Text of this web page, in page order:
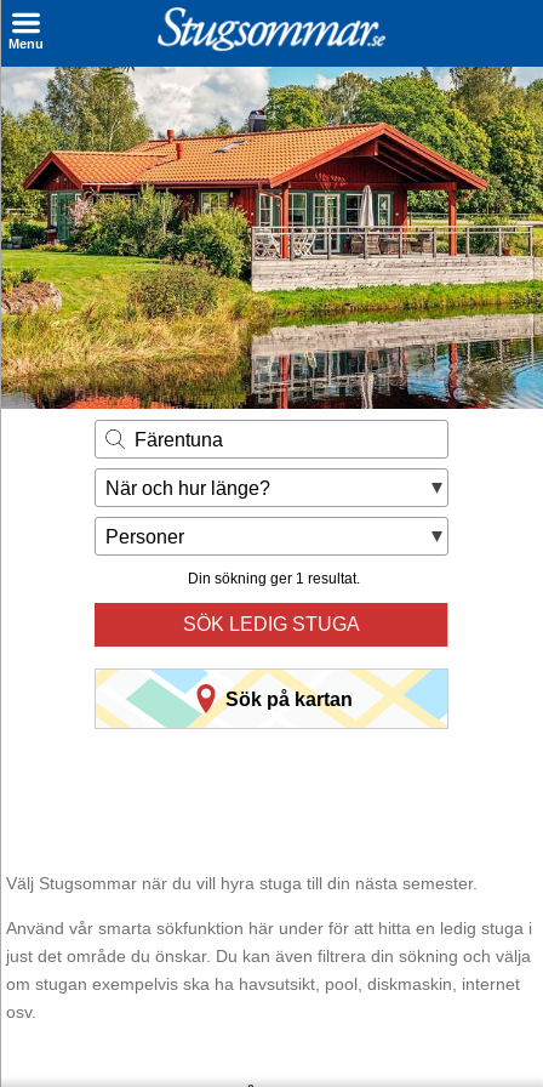
Menu
Sök stuga
Sista Minuten
Genvägar
Inspiration
Kontakt
Husägare
Se hur mycket du kan tjäna
Räkna ut din
hyresintäkt
Färentuna
När och hur länge?
Personer
Din sökning ger 1 resultat.
SÖK LEDIG STUGA
Sök på kartan
Välj Stugsommar när du vill hyra stuga till din nästa semester.
Använd vår smarta sökfunktion här under för att hitta en ledig stuga i
just det område du önskar. Du kan även filtrera din sökning och välja
om stugan exempelvis ska ha havsutsikt, pool, diskmaskin, internet
osv.